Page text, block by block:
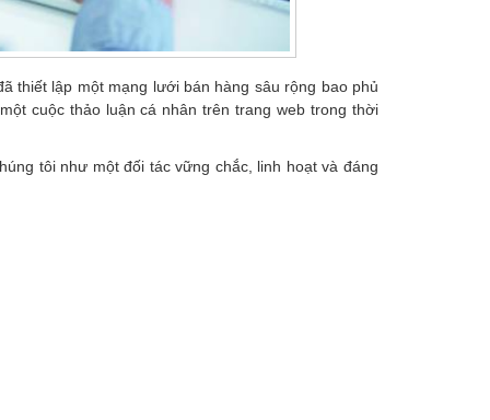
thiết lập một mạng lưới bán hàng sâu rộng bao phủ
cuộc thảo luận cá nhân trên trang web trong thời
tôi như một đối tác vững chắc, linh hoạt và đáng